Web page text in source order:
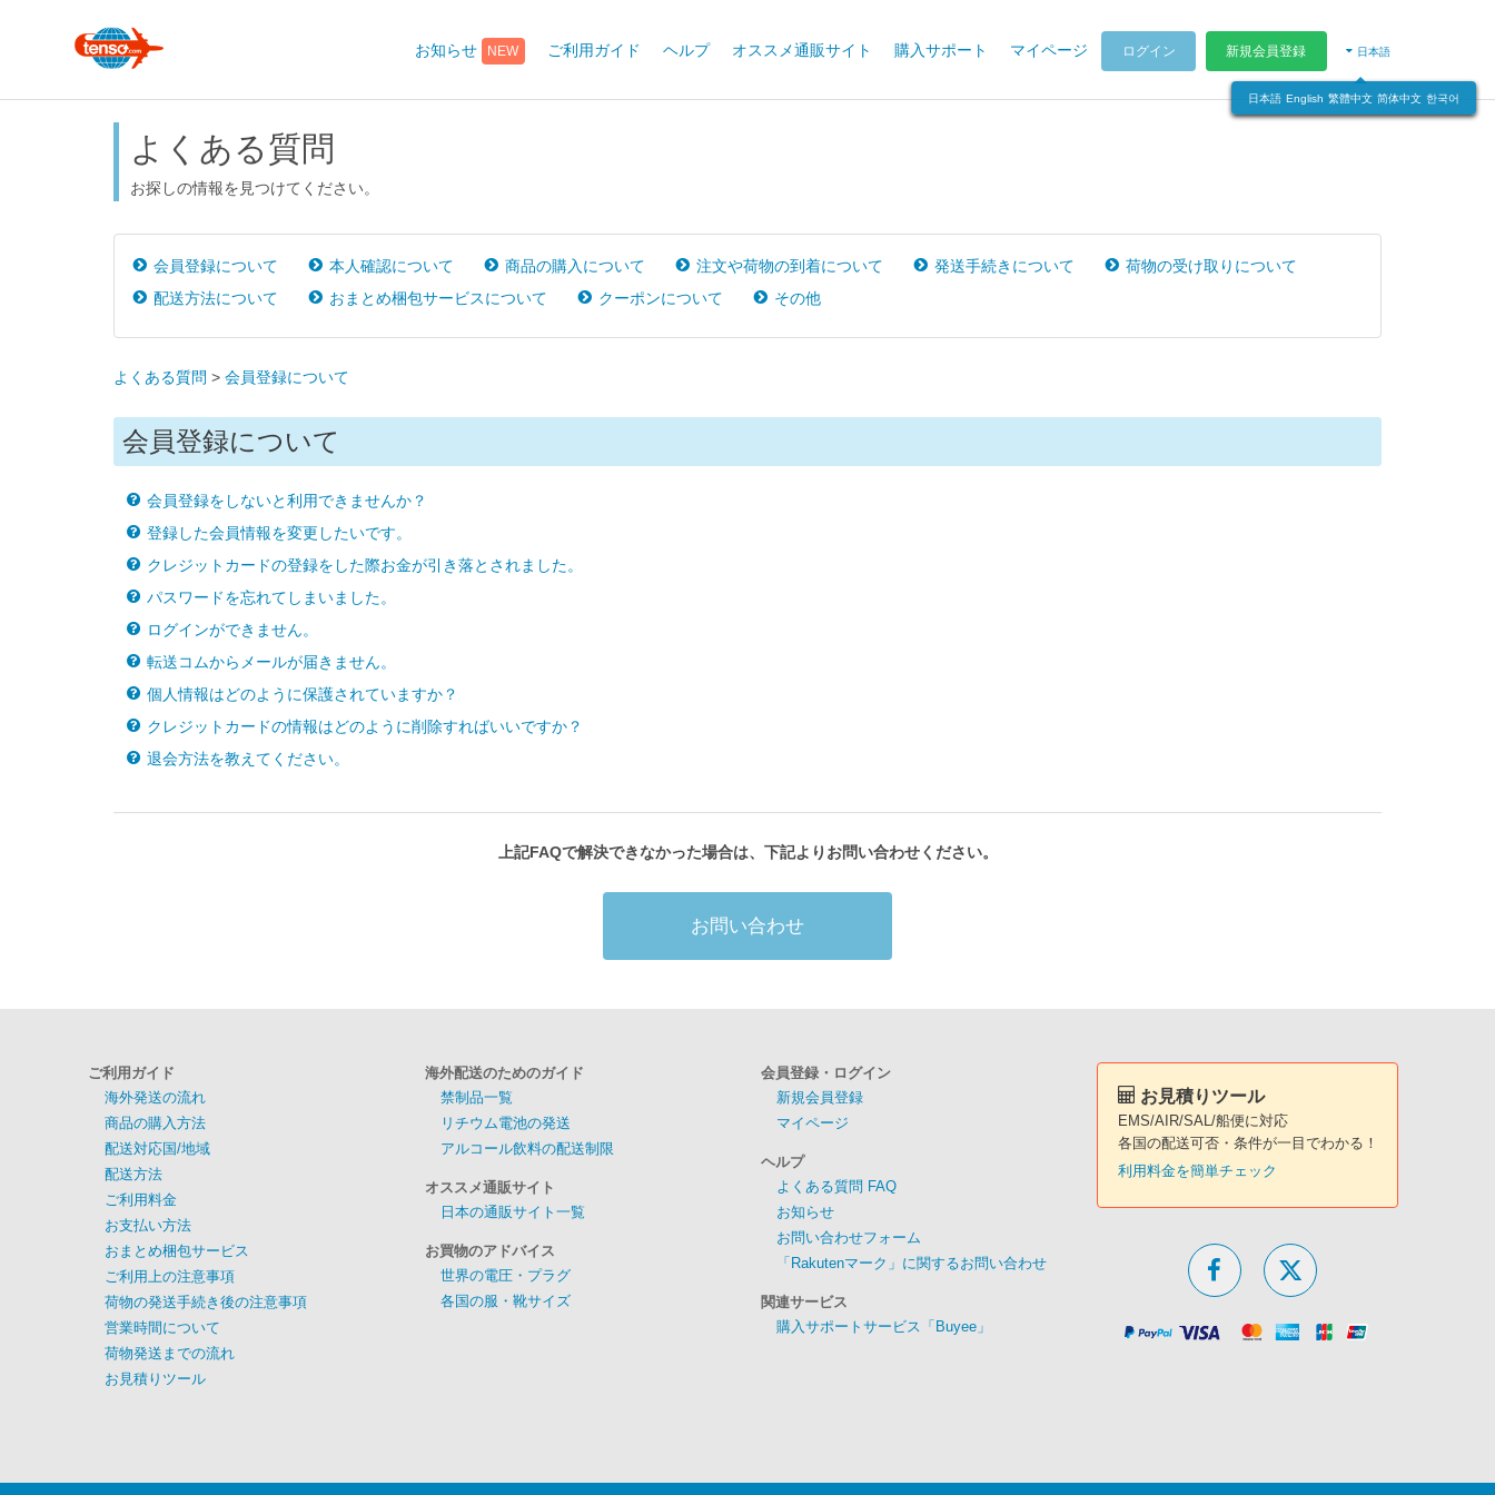
お知らせ NEW ご利用ガイド ヘルプ オススメ通販サイト 購入サポート マイページ ログイン 新規会員登録 日本語
日本語 English 繁體中文 简体中文 한국어
よくある質問
お探しの情報を見つけてください。
会員登録について 本人確認について 商品の購入について 注文や荷物の到着について 発送手続きについて
荷物の受け取りについて
配送方法について
おまとめ梱包サービスについて クーポンについて その他
よくある質問 > 会員登録について
会員登録について
会員登録をしないと利用できませんか？
登録した会員情報を変更したいです。
クレジットカードの登録をした際お金が引き落とされました。
パスワードを忘れてしまいました。
ログインができません。
転送コムからメールが届きません。
個人情報はどのように保護されていますか？
クレジットカードの情報はどのように削除すればいいですか？
退会方法を教えてください。
上記FAQで解決できなかった場合は、下記よりお問い合わせください。
お問い合わせ
ご利用ガイド
海外発送の流れ
商品の購入方法
配送対応国/地域
配送方法
ご利用料金
お支払い方法
おまとめ梱包サービス
ご利用上の注意事項
荷物の発送手続き後の注意事項
営業時間について
荷物発送までの流れ
お見積りツール
海外配送のためのガイド
禁制品一覧
リチウム電池の発送
アルコール飲料の配送制限
オススメ通販サイト
日本の通販サイト一覧
お買物のアドバイス
世界の電圧・プラグ
各国の服・靴サイズ
会員登録・ログイン
新規会員登録
マイページ
ヘルプ
よくある質問 FAQ
お知らせ
お問い合わせフォーム
「Rakutenマーク」に関するお問い合わせ
関連サービス
購入サポートサービス「Buyee」
お見積りツール
EMS/AIR/SAL/船便に対応
各国の配送可否・条件が一目でわかる！
利用料金を簡単チェック